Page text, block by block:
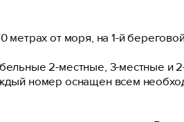
метрах от моря, на 1-й
2-местные, 3-местные и
номер оснащен всем